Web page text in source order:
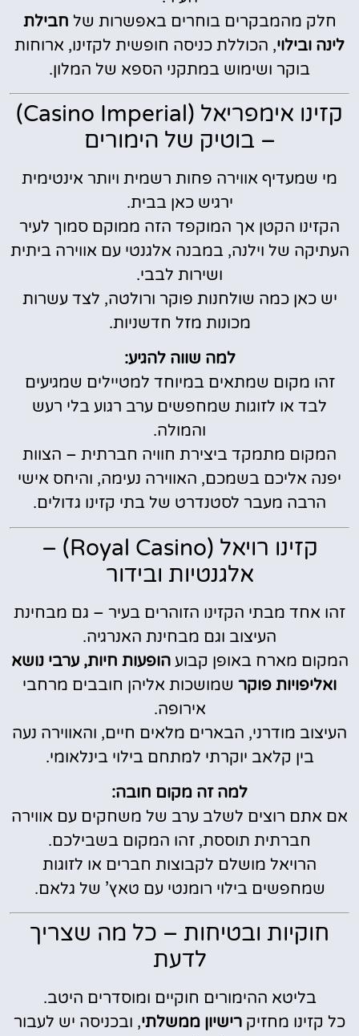
חלק מהמבקרים בוחרים באפשרות של חבילת
לינה ובילוי, הכוללת כניסה חופשית לקזינו, ארוחות
בוקר ושימוש במתקני הספא של המלון.
קזינו אימפריאל (Casino Imperial)
– בוטיק של הימורים
מי שמעדיף אווירה פחות רשמית ויותר אינטימית
ירגיש כאן בבית.
הקזינו הקטן אך המוקפד הזה ממוקם סמוך לעיר
העתיקה של וילנה, במבנה אלגנטי עם אווירה ביתית
ושירות לבבי.
יש כאן כמה שולחנות פוקר ורולטה, לצד עשרות
מכונות מזל חדשניות.
למה שווה להגיע:
זהו מקום שמתאים במיוחד למטיילים שמגיעים
לבד או לזוגות שמחפשים ערב רגוע בלי רעש
והמולה.
המקום מתמקד ביצירת חוויה חברתית – הצוות
יפנה אליכם בשמכם, האווירה נעימה, והיחס אישי
הרבה מעבר לסטנדרט של בתי קזינו גדולים.
קזינו רויאל (Royal Casino) –
אלגנטיות ובידור
זהו אחד מבתי הקזינו הזוהרים בעיר – גם מבחינת
העיצוב וגם מבחינת האנרגיה.
המקום מארח באופן קבועהופעות חיות, ערבי נושא
ואליפויות פוקר שמושכות אליהן חובבים מרחבי
אירופה.
העיצוב מודרני, הבארים מלאים חיים, והאווירה נעה
בין קלאב יוקרתי למתחם בילוי בינלאומי.
למה זה מקום חובה:
אם אתם רוצים לשלב ערב של משחקים עם אווירה
חברתית תוססת, זהו המקום בשבילכם.
הרויאל מושלם לקבוצות חברים או לזוגות
שמחפשים בילוי רומנטי עם טאץ’ של גלאם.
חוקיות ובטיחות – כל מה שצריך
לדעת
בליטא ההימורים חוקיים ומוסדרים היטב.
כל קזינו מחזיק רישיון ממשלתי, ובכניסה יש לעבור